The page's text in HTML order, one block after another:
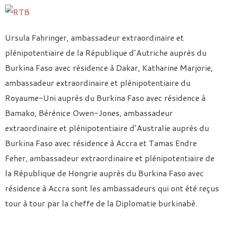
Ursula Fahringer, ambassadeur extraordinaire et
plénipotentiaire de la République d’Autriche auprès du
Burkina Faso avec résidence à Dakar, Katharine Marjorie,
ambassadeur extraordinaire et plénipotentiaire du
Royaume-Uni auprès du Burkina Faso avec résidence à
Bamako, Bérénice Owen-Jones, ambassadeur
extraordinaire et plénipotentiaire d’Australie auprès du
Burkina Faso avec résidence à Accra et Tamas Endre
Feher, ambassadeur extraordinaire et plénipotentiaire de
la République de Hongrie auprès du Burkina Faso avec
résidence à Accra sont les ambassadeurs qui ont été reçus
tour à tour par la cheffe de la Diplomatie burkinabè.